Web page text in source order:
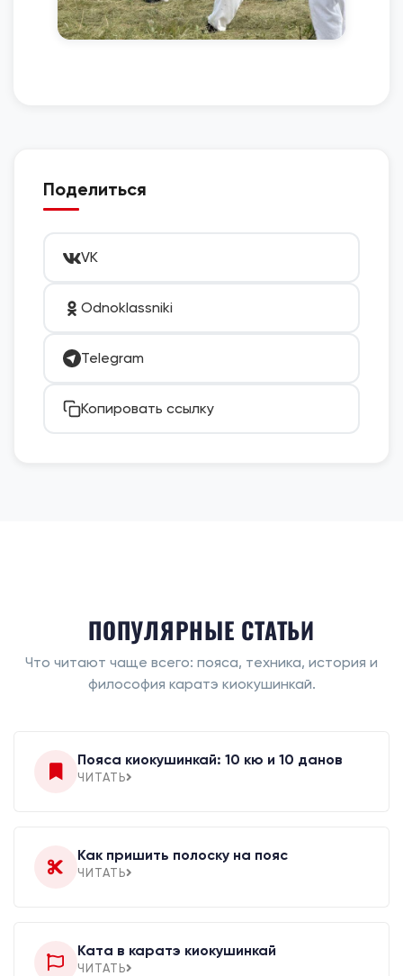
Поделиться
VK
Odnoklassniki
Telegram
Копировать ссылку
ПОПУЛЯРНЫЕ СТАТЬИ
Что читают чаще всего: пояса, техника, история и
философия каратэ киокушинкай.
Пояса киокушинкай: 10 кю и 10 данов
ЧИТАТЬ
Как пришить полоску на пояс
ЧИТАТЬ
Ката в каратэ киокушинкай
ЧИТАТЬ